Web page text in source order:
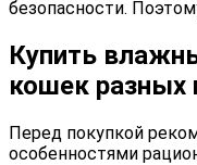
безопасности.
Купить
кошек разных
Перед покупкой
особенностями